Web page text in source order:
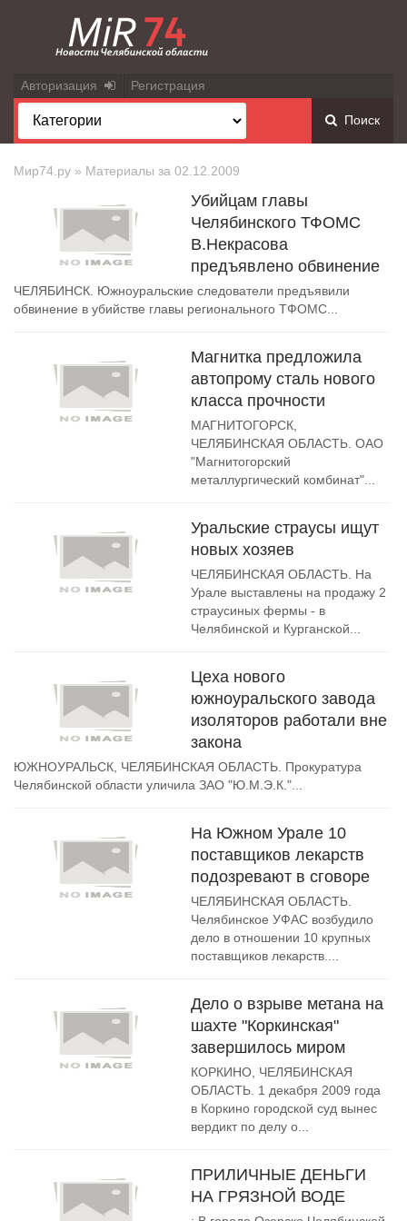
Авторизация Регистрация
Поиск
Мир74.ру » Материалы за 02.12.2009
Убийцам главы
Челябинского ТФОМС
В.Некрасова
предъявлено обвинение
ЧЕЛЯБИНСК. Южноуральские следователи предъявили
обвинение в убийстве главы регионального ТФОМС...
Магнитка предложила
автопрому сталь нового
класса прочности
МАГНИТОГОРСК,
ЧЕЛЯБИНСКАЯ ОБЛАСТЬ. ОАО
"Магнитогорский
металлургический комбинат"...
Уральские страусы ищут
новых хозяев
ЧЕЛЯБИНСКАЯ ОБЛАСТЬ. На
Урале выставлены на продажу 2
страусиных фермы - в
Челябинской и Курганской...
Цеха нового
южноуральского завода
изоляторов работали вне
закона
ЮЖНОУРАЛЬСК, ЧЕЛЯБИНСКАЯ ОБЛАСТЬ. Прокуратура
Челябинской области уличила ЗАО "Ю.М.Э.К."...
На Южном Урале 10
поставщиков лекарств
подозревают в сговоре
ЧЕЛЯБИНСКАЯ ОБЛАСТЬ.
Челябинское УФАС возбудило
дело в отношении 10 крупных
поставщиков лекарств....
Дело о взрыве метана на
шахте "Коркинская"
завершилось миром
КОРКИНО, ЧЕЛЯБИНСКАЯ
ОБЛАСТЬ. 1 декабря 2009 года
в Коркино городской суд вынес
вердикт по делу о...
ПРИЛИЧНЫЕ ДЕНЬГИ
НА ГРЯЗНОЙ ВОДЕ